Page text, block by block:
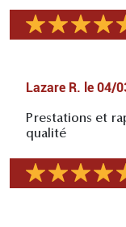
Lazare R. le 04/
Prestations et
qualité